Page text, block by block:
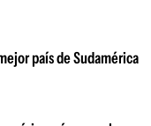
país de Sudamérica